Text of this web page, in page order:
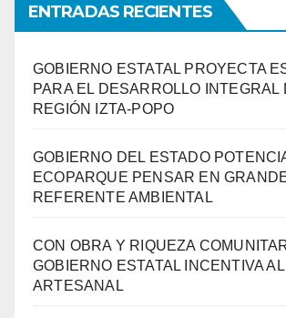
ENTRADAS RECIENTES
GOBIERNO ESTATAL PROYECTA
PARA EL DESARROLLO INTEGRAL
REGIÓN IZTA-POPO
GOBIERNO DEL ESTADO
ECOPARQUE PENSAR EN
REFERENTE AMBIENTAL
CON OBRA Y RIQUEZA
GOBIERNO ESTATAL INCENTIVA
ARTESANAL